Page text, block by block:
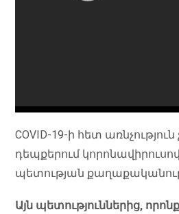
COVID-19-ի հետ
դեպքերում
պետության
Այն պետություններից,